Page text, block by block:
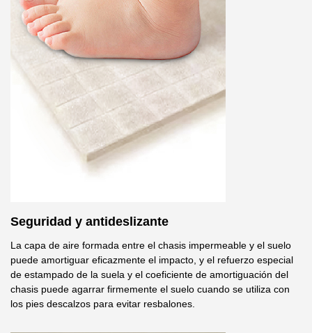
Seguridad y antideslizante
La capa de aire formada entre el chasis impermeable y el suelo
puede amortiguar eficazmente el impacto, y el refuerzo especial
de estampado de la suela y el coeficiente de amortiguación del
chasis puede agarrar firmemente el suelo cuando se utiliza con
los pies descalzos para evitar resbalones.